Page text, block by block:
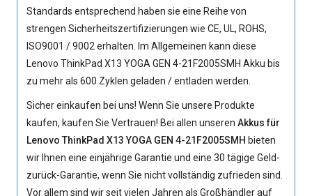
Standards entsprechend haben sie eine Reihe von
strengen Sicherheitszertifizierungen wie CE, UL, ROHS,
ISO9001 / 9002 erhalten. Im Allgemeinen kann diese
Lenovo ThinkPad X13 YOGA GEN 4-21F2005SMH Akku bis
zu mehr als 600 Zyklen geladen / entladen werden.
Sicher einkaufen bei uns! Wenn Sie unsere Produkte
kaufen, kaufen Sie Vertrauen! Bei allen unserenAkkus für
Lenovo ThinkPad X13 YOGA GEN 4-21F2005SMH bieten
wir Ihnen eine einjährige Garantie und eine 30 tägige Geld-
zurück-Garantie, wenn Sie nicht vollständig zufrieden sind.
Vor allem sind wir seit vielen Jahren als Großhändler auf